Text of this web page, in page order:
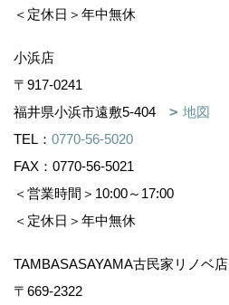
＜定休日＞年中無休
小浜店
〒917-0241
福井県小浜市遠敷5-404
地図
TEL： 0770-56-5020
FAX：0770-56-5021
＜営業時間＞10:00～17:00
＜定休日＞年中無休
TAMBASASAYAMA古民家リノベ店
〒669-2322